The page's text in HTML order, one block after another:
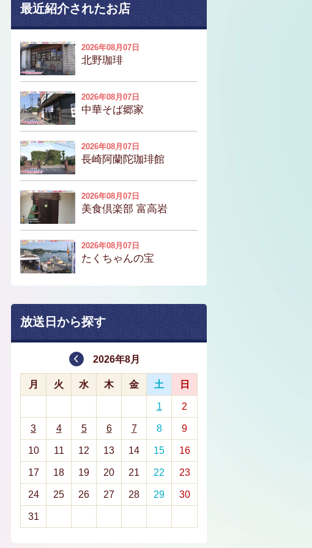
最近紹介されたお店
2026年08月07日
北野珈琲
2026年08月07日
中華そば郷家
2026年08月07日
長崎阿蘭陀珈琲館
2026年08月07日
美食倶楽部 富高岩
2026年08月07日
たくちゃんの宝
放送日から探す
2026年8月
月 火 水 木 金 土 日
1 2
3 4 5 6 7 8 9
10 11 12 13 14 15 16
17 18 19 20 21 22 23
24 25 26 27 28 29 30
31